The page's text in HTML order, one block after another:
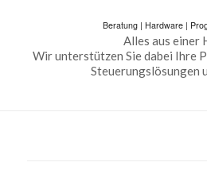
Beratung | Hardware |
Alles aus einer
Wir unterstützen Sie dabei Ihre
Steuerungslösungen